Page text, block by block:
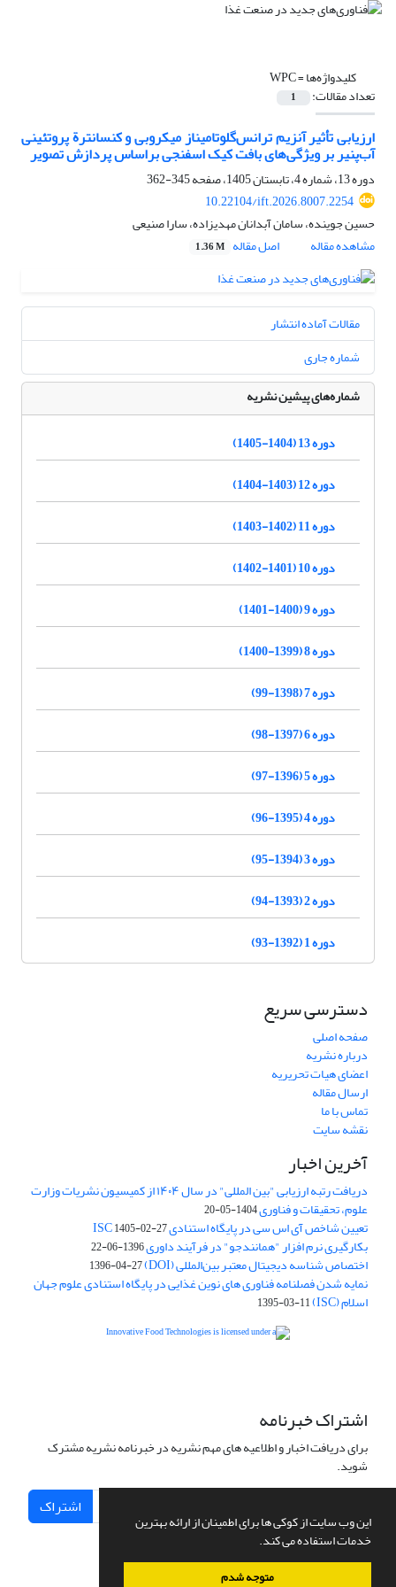
این وب سایت از کوکی ها برای اطمینان از ارائه بهترین
خدمات استفاده می کند.
متوجه شدم
کلیدواژه‌ها =WPC
تعداد مقالات: 1
ارزیابی تأثیر آنزیم ترانس‌گلوتامیناز میکروبی و کنسانترة پروتئینی
آب‌پنیر بر ویژگی‌های بافت کیک اسفنجی براساس پردازش تصویر
دوره 13، شماره 4، تابستان 1405، صفحه
345-362
10.22104/ift.2026.8007.2254
حسین جوینده، سامان آبدانان مهدیزاده، سارا صنیعی
مشاهده مقاله
اصل مقاله 1.36 M
مقالات آماده انتشار
شماره جاری
شماره‌های پیشین نشریه
دوره 13 (1404-1405)
دوره 12 (1403-1404)
دوره 11 (1402-1403)
دوره 10 (1401-1402)
دوره 9 (1400-1401)
دوره 8 (1399-1400)
دوره 7 (1398-99)
دوره 6 (1397-98)
دوره 5 (1396-97)
دوره 4 (1395-96)
دوره 3 (1394-95)
دوره 2 (1393-94)
دوره 1 (1392-93)
دسترسی سریع
صفحه اصلی
درباره نشریه
اعضای هیات تحریریه
ارسال مقاله
تماس با ما
نقشه سایت
آخرین اخبار
دریافت رتبه ارزیابی "بین المللی" در سال ۱۴۰۴ از کمیسیون نشریات وزارت
علوم، تحقیقات و فناوری1404-05-20
تعیین شاخص آی اس سی در پایگاه استنادی ISC1405-02-27
بکارگیری نرم افزار "همانندجو" در فرآیند داوری1396-06-22
اختصاص شناسه دیجیتال معتبر بین‌المللی (DOI) 1396-04-27
نمایه شدن فصلنامه فناوری های نوین غذایی در پایگاه استنادی علوم جهان
اسلام (ISC) 1395-03-11
اشتراک خبرنامه
برای دریافت اخبار و اطلاعیه های مهم نشریه در خبرنامه نشریه مشترک
شوید.
اشتراک